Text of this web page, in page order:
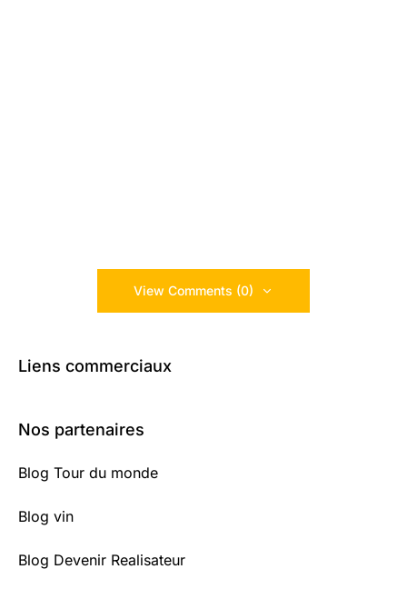
View Comments (0)
Liens commerciaux
Nos partenaires
Blog Tour du monde
Blog vin
Blog Devenir Realisateur